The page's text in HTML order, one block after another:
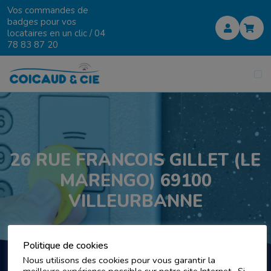
Vos commandes de
badges pour vos
locataires en un clic /04
78 83 87 20
26 RUE FRANCOIS GILLET (LE
MARENGO) 69100
VILLEURBANNE
Politique de cookies
Nous utilisons des cookies pour vous garantir la